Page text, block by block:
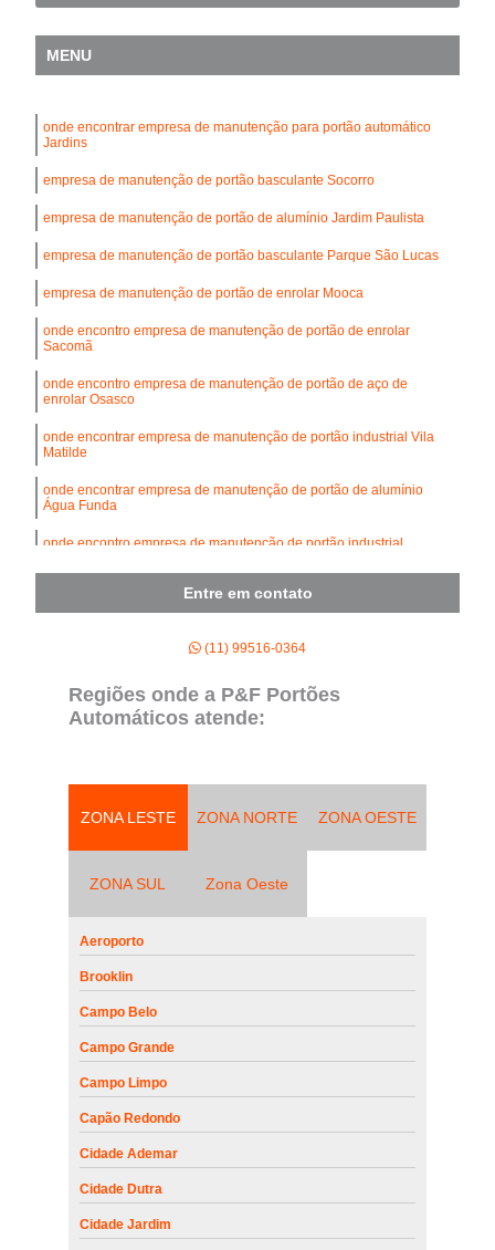
MENU
onde encontrar empresa de manutenção para portão automático
Jardins
empresa de manutenção de portão basculante Socorro
empresa de manutenção de portão de alumínio Jardim Paulista
empresa de manutenção de portão basculante Parque São Lucas
empresa de manutenção de portão de enrolar Mooca
onde encontro empresa de manutenção de portão de enrolar
Sacomã
onde encontro empresa de manutenção de portão de aço de
enrolar Osasco
onde encontrar empresa de manutenção de portão industrial Vila
Matilde
onde encontrar empresa de manutenção de portão de alumínio
Água Funda
onde encontro empresa de manutenção de portão industrial
Entre em contato
(11) 99516-0364
Regiões onde a P&F Portões
Automáticos atende:
ZONA LESTE ZONA NORTE ZONA OESTE
ZONA SUL Zona Oeste
Aeroporto
Brooklin
Campo Belo
Campo Grande
Campo Limpo
Capão Redondo
Cidade Ademar
Cidade Dutra
Cidade Jardim